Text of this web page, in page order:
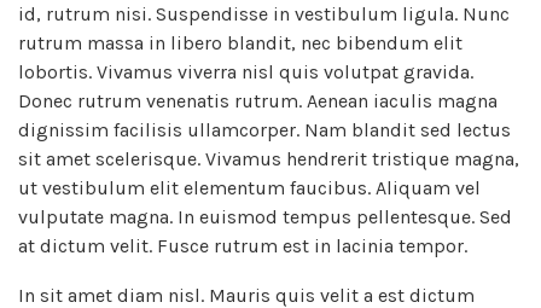
id, rutrum nisi. Suspendisse in vestibulum ligula. Nunc
rutrum massa in libero blandit, nec bibendum elit
lobortis. Vivamus viverra nisl quis volutpat gravida.
Donec rutrum venenatis rutrum. Aenean iaculis magna
dignissim facilisis ullamcorper. Nam blandit sed lectus
sit amet scelerisque. Vivamus hendrerit tristique magna,
ut vestibulum elit elementum faucibus. Aliquam vel
vulputate magna. In euismod tempus pellentesque. Sed
at dictum velit. Fusce rutrum est in lacinia tempor.
In sit amet diam nisl. Mauris quis velit a est dictum